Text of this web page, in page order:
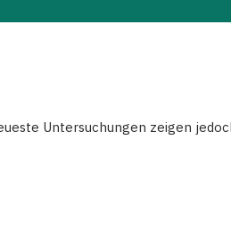
Untersuchungen zeigen